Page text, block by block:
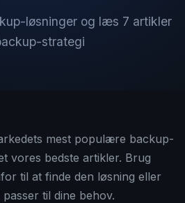
løsninger og læs 7 artikler
strategi
mest populære backup-
vores bedste artikler. Brug
til at finde den løsning eller
til dine behov.